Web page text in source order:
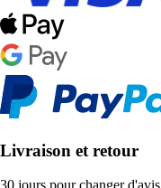
Livraison et retour